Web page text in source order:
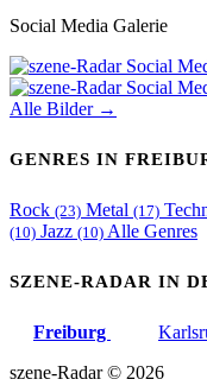
Social Media Galerie
Alle Bilder →
GENRES IN
Rock (23) Metal (17)
(10) Jazz (10) Alle Genres
SZENE-RADAR IN
Freiburg
szene-Radar © 2026